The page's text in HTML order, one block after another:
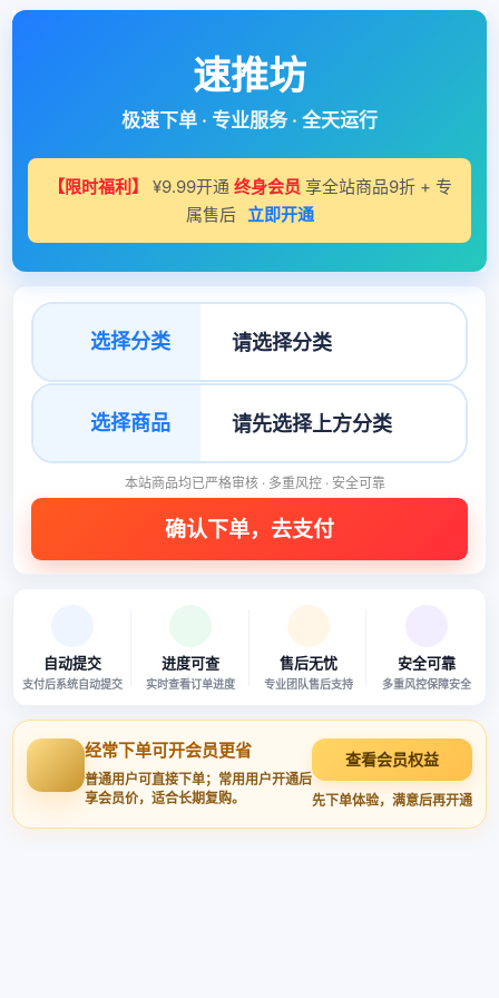
速推坊
极速下单 · 专业服务 · 全天运行
【限时福利】 ¥9.99开通 终身会员 享全站商品9折 + 专
属售后 立即开通
选择分类
选择商品
本站商品均已严格审核 · 多重风控 · 安全可靠
自动提交
支付后系统自动提交
进度可查
实时查看订单进度
售后无忧
专业团队售后支持
安全可靠
多重风控保障安全
经常下单可开会员更省
普通用户可直接下单；常用用户开通后
享会员价，适合长期复购。
查看会员权益
先下单体验，满意后再开通